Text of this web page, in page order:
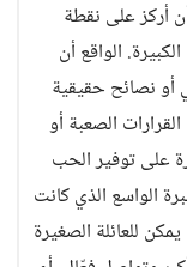
أركز على نقطة
الواقع أن
نصائح حقيقية
الصعبة أو
على توفير الحب
الواسع الذي كانت
للعائلة الصغيرة